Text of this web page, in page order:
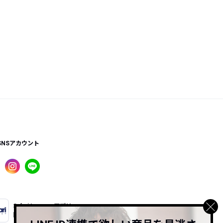
アカウント
Safari Lounge アプリ
限定の機能もあるアプリでサクサクお買い物